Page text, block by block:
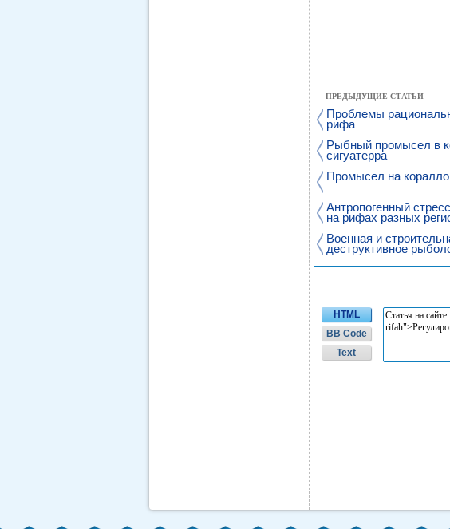
ПРЕДЫДУЩИЕ СТАТЬИ
Проблемы
рифа
Рыбный промысел в
сигуатерра
Промысел на
Антропогенный
на рифах разных
Военная и
деструктивное
коллекционирование
HTML
BB Code
Text